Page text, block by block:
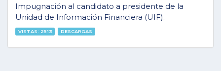
Impugnación al candidato a presidente de la
Unidad de Información Financiera (UIF).
VISTAS: 2513 DESCARGAS